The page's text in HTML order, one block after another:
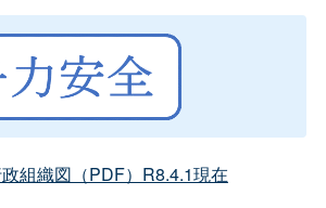
組織図（PDF）R8.4.1現在